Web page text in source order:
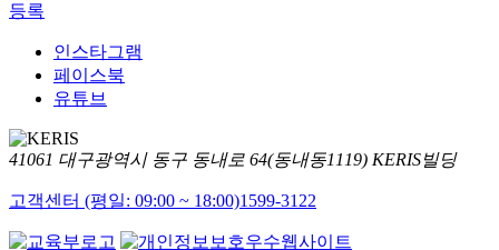
등록
인스타그램
페이스북
유튜브
41061 대구광역시 동구 동내로 64(동내동1119) KERIS빌딩
고객센터 (평일: 09:00 ~ 18:00)1599-3122